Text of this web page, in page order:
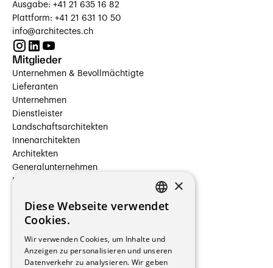
Ausgabe: +41 21 635 16 82
Plattform: +41 21 631 10 50
info@architectes.ch
Mitglieder
Unternehmen & Bevollmächtigte
Lieferanten
Unternehmen
Dienstleister
Landschaftsarchitekten
Innenarchitekten
Architekten
Generalunternehmen
Beauftragte Unternehmen
Hersteller/Lieferanten
Bauherrschaften
Immobilienverwaltungsgesellschaften
Stockwerkeigentum
Reportagen
FRENCH
×
Diese Webseite verwendet
Cookies.
Wir verwenden Cookies, um Inhalte und
Anzeigen zu personalisieren und unseren
Datenverkehr zu analysieren. Wir geben